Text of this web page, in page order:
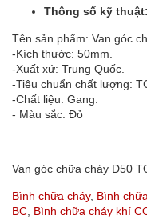
Thông số kỹ thuật:
Tên sản phẩm: Van góc
-Kích thước: 50mm.
-Xuất xứ: Trung Quốc.
-Tiêu chuẩn chất lượng:
-Chất liệu: Gang.
- Màu sắc: Đỏ
Van góc chữa cháy D50
Bình chữa cháy, Bình
BC, Bình chữa cháy khí